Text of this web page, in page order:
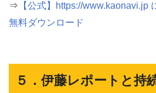
⇒ 【公式】https://www.kaonavi.jp
無料ダウンロード
５．伊藤レポートと持